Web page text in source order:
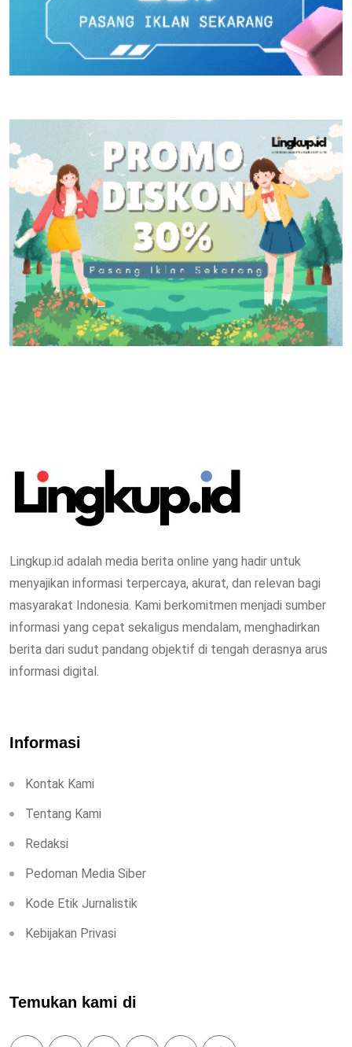
Lingkup.id adalah media berita online yang hadir untuk
menyajikan informasi terpercaya, akurat, dan relevan bagi
masyarakat Indonesia. Kami berkomitmen menjadi sumber
informasi yang cepat sekaligus mendalam, menghadirkan
berita dari sudut pandang objektif di tengah derasnya arus
informasi digital.
Informasi
Kontak Kami
Tentang Kami
Redaksi
Pedoman Media Siber
Kode Etik Jurnalistik
Kebijakan Privasi
Temukan kami di